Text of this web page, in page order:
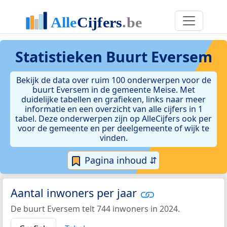
Statistieken Buurt Eversem
Bekijk de data over ruim 100 onderwerpen voor de
buurt Eversem in de gemeente Meise. Met
duidelijke tabellen en grafieken, links naar meer
informatie en een overzicht van alle cijfers in 1
tabel. Deze onderwerpen zijn op AlleCijfers ook per
voor de gemeente en per deelgemeente of wijk te
vinden.
Pagina inhoud ⇵
Aantal inwoners per jaar
De buurt Eversem telt 744 inwoners in 2024.